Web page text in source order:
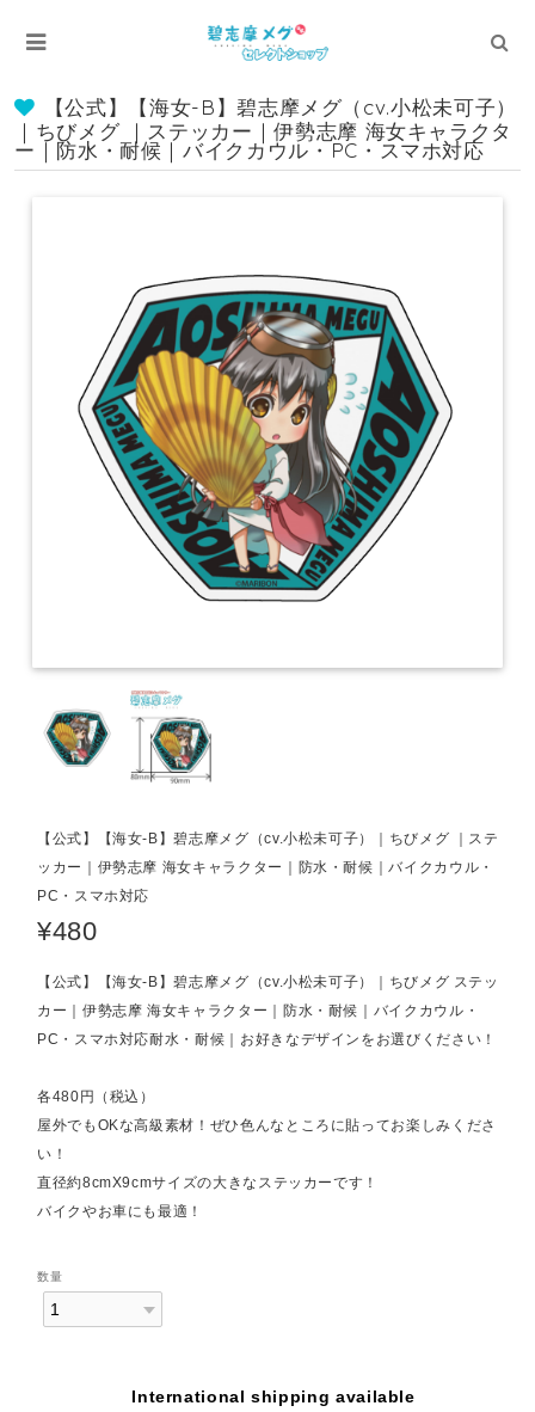
【公式】【海女-B】碧志摩メグ（cv.小松未可子）
｜ちびメグ ｜ステッカー｜伊勢志摩 海女キャラクタ
ー｜防水・耐候｜バイクカウル・PC・スマホ対応
【公式】【海女-B】碧志摩メグ（cv.小松未可子）｜ちびメグ ｜ステ
ッカー｜伊勢志摩 海女キャラクター｜防水・耐候｜バイクカウル・
PC・スマホ対応
¥480
【公式】【海女-B】碧志摩メグ（cv.小松未可子）｜ちびメグ ステッ
カー｜伊勢志摩 海女キャラクター｜防水・耐候｜バイクカウル・
PC・スマホ対応耐水・耐候｜お好きなデザインをお選びください！
各480円（税込）
屋外でもOKな高級素材！ぜひ色んなところに貼ってお楽しみくださ
い！
直径約8cmX9cmサイズの大きなステッカーです！
バイクやお車にも最適！
数量
International shipping available